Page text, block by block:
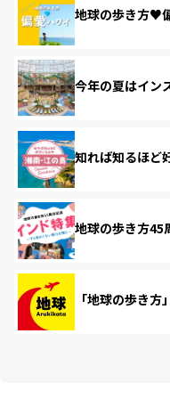
地球の歩き方♥
今年の夏はイン
知れば知るほど
地球の歩き方45
「地球の歩き